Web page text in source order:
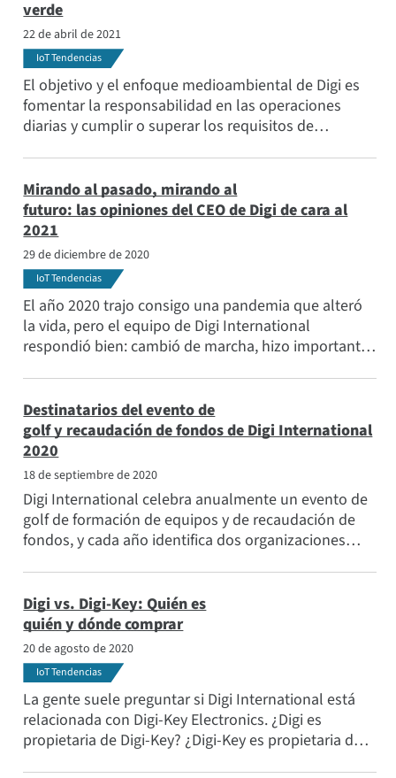
verde
22 de abril de 2021
IoT Tendencias
El objetivo y el enfoque medioambiental de Digi es
fomentar la responsabilidad en las operaciones
diarias y cumplir o superar los requisitos de
otras medidas voluntarias que suscribimos.
Mirando al pasado, mirando al
futuro: las opiniones del CEO de Digi de cara al
2021
29 de diciembre de 2020
IoT Tendencias
El año 2020 trajo consigo una pandemia que alteró
la vida, pero el equipo de Digi International
respondió bien: cambió de marcha, hizo importantes
Destinatarios del evento de
golf y recaudación de fondos de Digi International
2020
18 de septiembre de 2020
Digi International celebra anualmente un evento de
golf de formación de equipos y de recaudación de
fondos, y cada año identifica dos organizaciones
19, Digi encontró la manera de celebrar el evento de
forma segura y recaudó una cantidad récord para
dos organizaciones comunitarias.
Digi vs. Digi-Key: Quién es
quién y dónde comprar
20 de agosto de 2020
IoT Tendencias
La gente suele preguntar si Digi International está
relacionada con Digi-Key Electronics. ¿Digi es
propietaria de Digi-Key? ¿Digi-Key es propietaria de